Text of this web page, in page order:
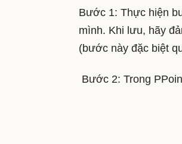
Bước 1: Thực hiện
mình. Khi lưu, hãy
(bước này đặc biệt
Bước 2: Trong